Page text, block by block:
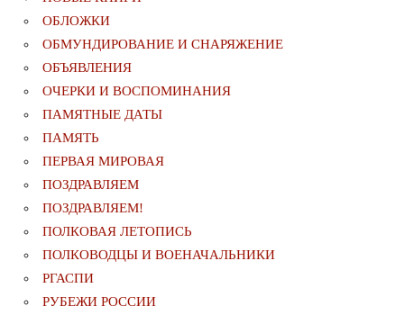
ОБЛОЖКИ
ОБМУНДИРОВАНИЕ И СНАРЯЖЕНИЕ
ОБЪЯВЛЕНИЯ
ОЧЕРКИ И ВОСПОМИНАНИЯ
ПАМЯТНЫЕ ДАТЫ
ПАМЯТЬ
ПЕРВАЯ МИРОВАЯ
ПОЗДРАВЛЯЕМ
ПОЗДРАВЛЯЕМ!
ПОЛКОВАЯ ЛЕТОПИСЬ
ПОЛКОВОДЦЫ И ВОЕНАЧАЛЬНИКИ
РГАСПИ
РУБЕЖИ РОССИИ